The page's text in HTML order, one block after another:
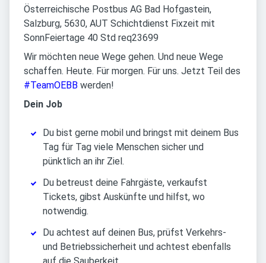
Österreichische Postbus AG Bad Hofgastein,
Salzburg, 5630, AUT Schichtdienst Fixzeit mit
SonnFeiertage 40 Std req23699
Wir möchten neue Wege gehen. Und neue Wege
schaffen. Heute. Für morgen. Für uns. Jetzt Teil des
#TeamOEBB werden!
Dein Job
Du bist gerne mobil und bringst mit deinem Bus
Tag für Tag viele Menschen sicher und
pünktlich an ihr Ziel.
Du betreust deine Fahrgäste, verkaufst
Tickets, gibst Auskünfte und hilfst, wo
notwendig.
Du achtest auf deinen Bus, prüfst Verkehrs-
und Betriebssicherheit und achtest ebenfalls